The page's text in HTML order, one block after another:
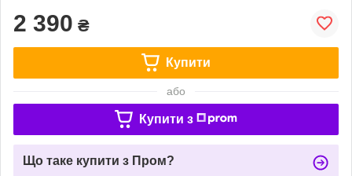
2 390 ₴
Купити
або
Купити з
Що таке купити з Пром?